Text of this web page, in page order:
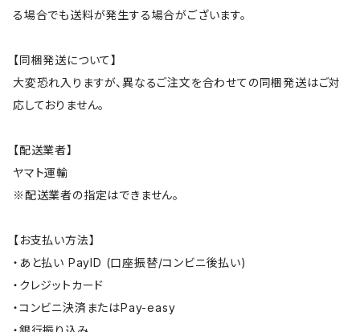
る場合でも送料が発生する場合がございます。
【同梱発送について】
大変恐れ入りますが、異なるご注文を合わせての同梱発送はご対
応しておりません。
【配送業者】
ヤマト運輸
※配送業者の指定はできません。
【お支払い方法】
・あと払い PayID (口座振替/コンビニ後払い)
・クレジットカード
・コンビニ決済またはPay-easy